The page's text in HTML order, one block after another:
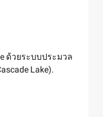
ด้วยระบบประมวล
Lake).
อ, การจับภาพใบหน้า, การ
บริการผู้ใช้งาน
องแบนด์วิธและความน่า
ามพร้อมใช้งานเหมือนฐาน
และยังมีความยืดหยุ่นและ
องทางในการติดต่อกับ
ารถในการสื่อสารที่ใช้ง่าย
บริการสำรวจระบบโดย
ารนำเข้าใช้คลาวด์, และ